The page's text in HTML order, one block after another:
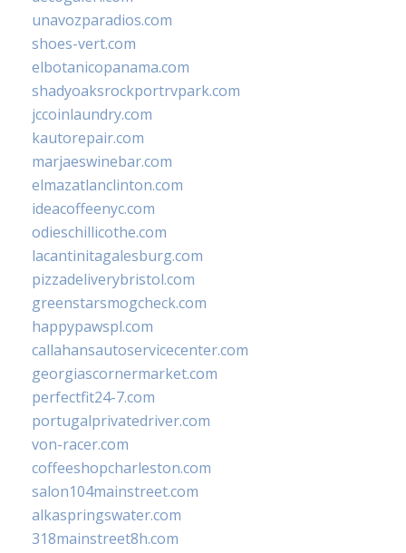
unavozparadios.com
shoes-vert.com
elbotanicopanama.com
shadyoaksrockportrvpark.com
jccoinlaundry.com
kautorepair.com
marjaeswinebar.com
elmazatlanclinton.com
ideacoffeenyc.com
odieschillicothe.com
lacantinitagalesburg.com
pizzadeliverybristol.com
greenstarsmogcheck.com
happypawspl.com
callahansautoservicecenter.com
georgiascornermarket.com
perfectfit24-7.com
portugalprivatedriver.com
von-racer.com
coffeeshopcharleston.com
salon104mainstreet.com
alkaspringswater.com
318mainstreet8h.com